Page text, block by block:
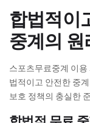
합법적이
중계의 원
스포츠무료중계 이
법적이고 안전한 중
보호 정책의 충실한